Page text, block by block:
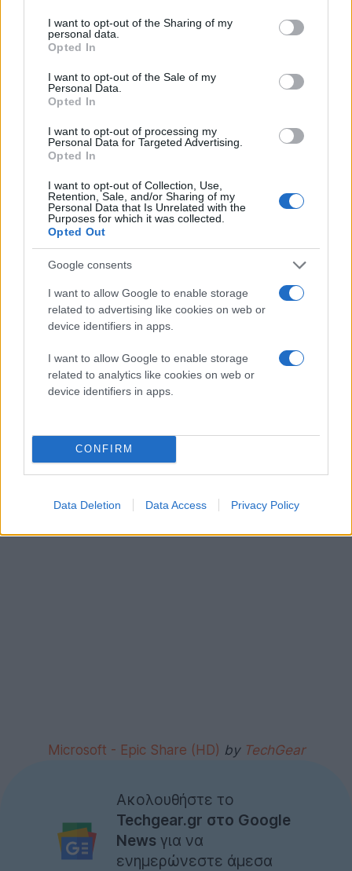
not limited to your visit or usage behaviour. You may click to
grant or deny consent to Google and its third-party tags to
use your data for below specified purposes in below Google
consent section.
I want to opt-out of the Sharing of my
personal data.
Opted In
I want to opt-out of the Sale of my
Personal Data.
Opted In
I want to opt-out of processing my
Personal Data for Targeted Advertising.
Opted In
I want to opt-out of Collection, Use,
Retention, Sale, and/or Sharing of my
Personal Data that Is Unrelated with the
Purposes for which it was collected.
Opted Out
Google consents
I want to allow Google to enable storage
related to advertising like cookies on web or
device identifiers in apps.
I want to allow Google to enable storage
related to analytics like cookies on web or
device identifiers in apps.
CONFIRM
Data Deletion Data Access Privacy Policy
ότι θα σκεφτούν να αγοράσουν κάποιο
από αυτά"
Όπως θα δείτε και στα videos, η προσέγγιση είναι λίγο
παλαιομοδίτικη, με την οικογένεια μαζεμένη στο
σαλόνι, ένα Xbox 360 με αισθητήρα
laptop της Samsung με Windows 7 και χρήση του
Microsoft Office, ένα
Windows Phone
Microsoft - Dog.PPT (HD)
Microsoft - Epic Share (HD) by TechGear
Ακολουθήστε το
Techgear.gr στο Google
News για να
ενημερώνεστε άμεσα